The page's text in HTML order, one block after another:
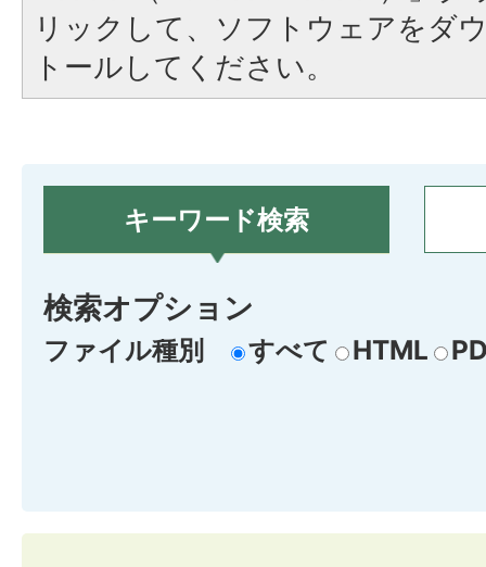
リックして、ソフトウェアをダ
トールしてください。
キーワード検索
検索オプション
ファイル種別 すべて HTML